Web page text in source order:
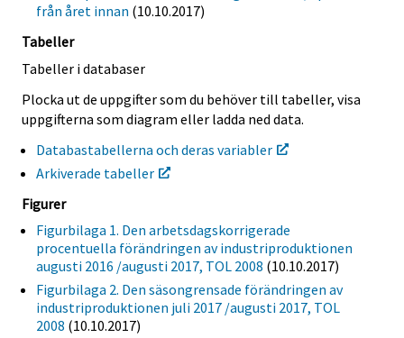
från året innan (10.10.2017)
Tabeller
Tabeller i databaser
Plocka ut de uppgifter som du behöver till tabeller, visa
uppgifterna som diagram eller ladda ned data.
Databastabellerna och deras variabler
Arkiverade tabeller
Figurer
Figurbilaga 1. Den arbetsdagskorrigerade
procentuella förändringen av industriproduktionen
augusti 2016 /augusti 2017, TOL 2008 (10.10.2017)
Figurbilaga 2. Den säsongrensade förändringen av
industriproduktionen juli 2017 /augusti 2017, TOL
2008 (10.10.2017)